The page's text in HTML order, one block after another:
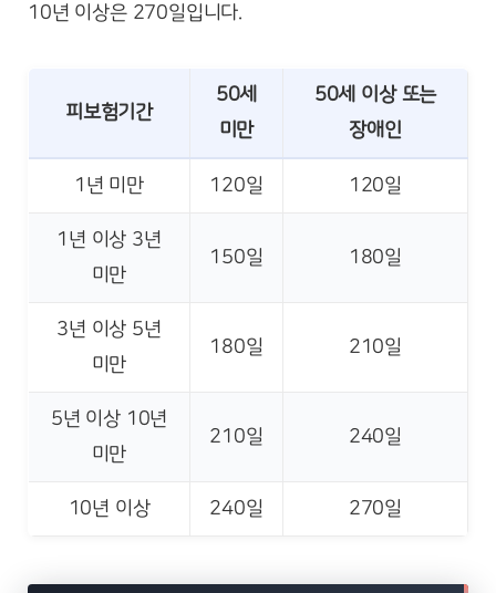
10년 이상은 270일입니다.
피보험기간
50세
미만
50세 이상 또는
장애인
1년 미만 120일 120일
1년 이상 3년
미만
150일 180일
3년 이상 5년
미만
180일 210일
5년 이상 10년
미만
210일 240일
10년 이상 240일 270일